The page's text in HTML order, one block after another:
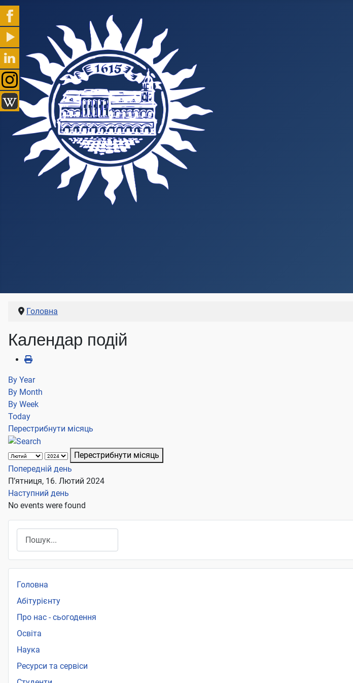
Головна
Календар подій
By Year
By Month
By Week
Today
Перестрибнути місяць
Перестрибнути місяць
Попередній день
П’ятниця, 16. Лютий 2024
Наступний день
No events were found
Головна
Абітурієнту
Про нас - сьогодення
Освіта
Наука
Ресурси та сервіси